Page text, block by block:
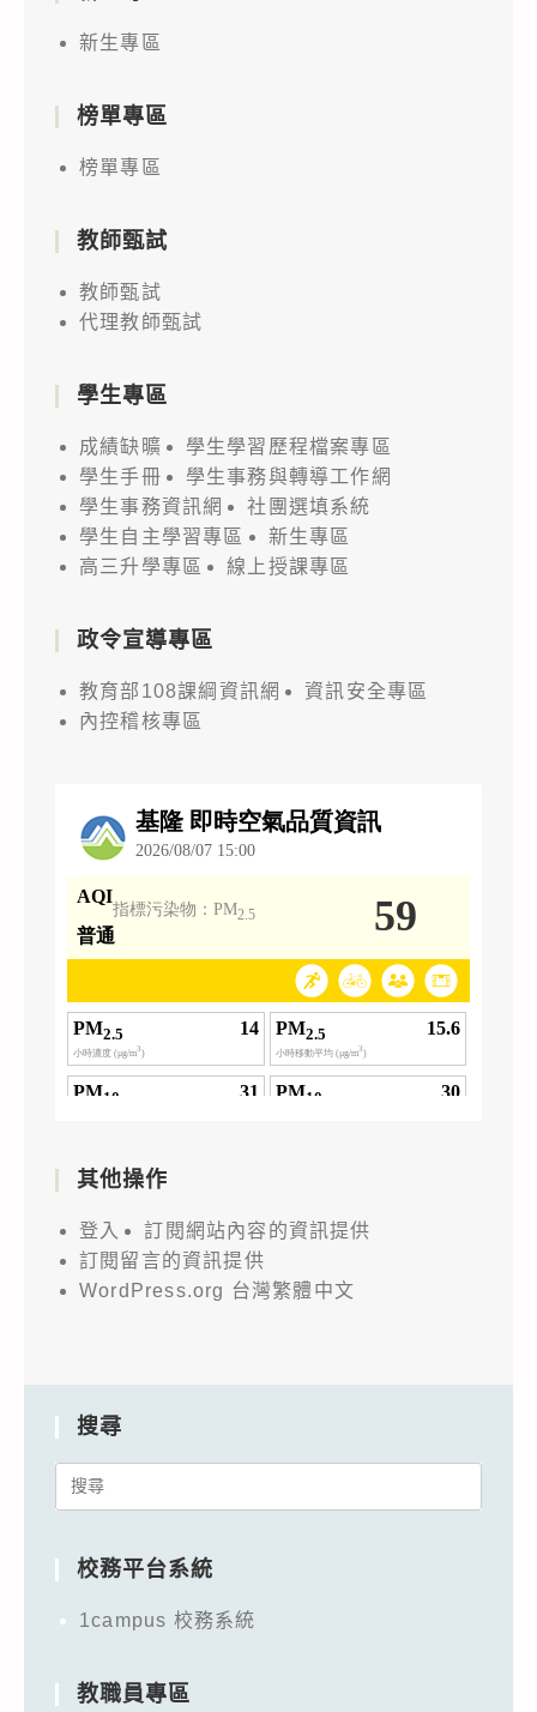
新生專區
榜單專區
榜單專區
教師甄試
教師甄試
代理教師甄試
學生專區
成績缺曠
學生學習歷程檔案專區
學生手冊
學生事務與轉導工作網
學生事務資訊網
社團選填系統
學生自主學習專區
新生專區
高三升學專區
線上授課專區
政令宣導專區
教育部108課綱資訊網
資訊安全專區
內控稽核專區
其他操作
登入
訂閱網站內容的資訊提供
訂閱留言的資訊提供
WordPress.org 台灣繁體中文
搜尋
Search
校務平台系統
1campus 校務系統
教職員專區